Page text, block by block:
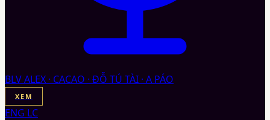
BLV ALEX · CACAO · ĐỖ TÚ TÀI · A PÁO
XEM
ENG LC